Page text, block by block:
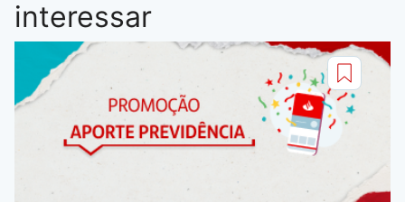
interessar